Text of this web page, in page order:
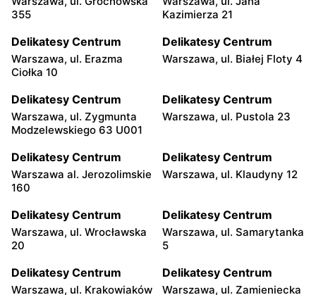
355
Kazimierza 21
Delikatesy Centrum
Warszawa, ul. Erazma
Ciołka 10
Delikatesy Centrum
Warszawa, ul. Białej Floty 4
Delikatesy Centrum
Warszawa, ul. Zygmunta
Modzelewskiego 63 U001
Delikatesy Centrum
Warszawa, ul. Pustola 23
Delikatesy Centrum
Warszawa al. Jerozolimskie
160
Delikatesy Centrum
Warszawa, ul. Klaudyny 12
Delikatesy Centrum
Warszawa, ul. Wrocławska
20
Delikatesy Centrum
Warszawa, ul. Samarytanka
5
Delikatesy Centrum
Warszawa, ul. Krakowiaków
Delikatesy Centrum
Warszawa, ul. Zamieniecka